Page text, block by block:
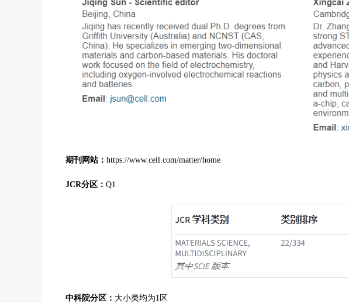
期刊网站： https://www.cell.com/matter/home
JCR分区： Q1
中科院分区： 大小类均为1区